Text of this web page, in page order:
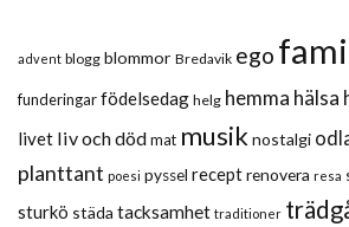
advent blogg blommor Bredavik ego
funderingarfödelsedag helg hemma hälsa
livet liv och dödmat musik nostalgi
planttant poesi pyssel receptrenovera resa
sturkö städa tacksamhet traditioner